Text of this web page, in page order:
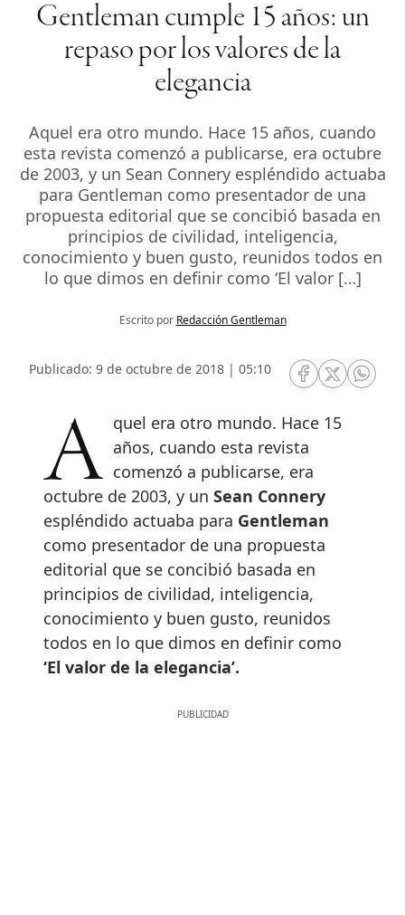
Gentleman cumple 15 años: un
repaso por los valores de la
elegancia
Aquel era otro mundo. Hace 15 años, cuando
esta revista comenzó a publicarse, era octubre
de 2003, y un Sean Connery espléndido actuaba
para Gentleman como presentador de una
propuesta editorial que se concibió basada en
principios de civilidad, inteligencia,
conocimiento y buen gusto, reunidos todos en
lo que dimos en definir como ‘El valor […]
Escrito por Redacción Gentleman
Publicado: 9 de octubre de 2018 | 05:10
RRSS Facebook
RRSSRRSS
Aquel era otro mundo. Hace 15 años, cuando esta revista
comenzó a publicarse, era
octubre de 2003, y un Sean Connery
espléndido actuaba para Gentleman
como presentador de una propuesta
editorial que se concibió basada en
principios de civilidad, inteligencia,
conocimiento y buen gusto, reunidos
todos en lo que dimos en definir como
‘El valor de la elegancia’.